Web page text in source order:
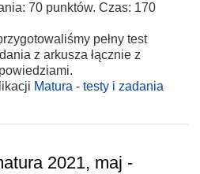
70 punktów. Czas: 170
pełny test
z arkusza łącznie z
Matura - testy i zadania
2021, maj -